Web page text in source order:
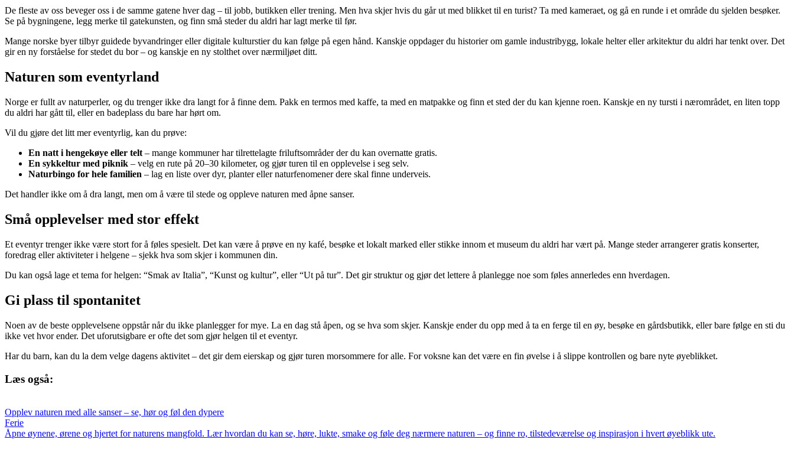
De fleste av oss beveger oss i de samme gatene hver dag – til jobb, butikken eller trening. Men hva skjer hvis du går ut med blikket til en turist? Ta med kameraet, og gå en runde i et område du sjelden besøker.
Se på bygningene, legg merke til gatekunsten, og finn små steder du aldri har lagt merke til før.
Mange norske byer tilbyr guidede byvandringer eller digitale kulturstier du kan følge på egen hånd. Kanskje oppdager du historier om gamle industribygg, lokale helter eller arkitektur du aldri har tenkt over. Det
gir en ny forståelse for stedet du bor – og kanskje en ny stolthet over nærmiljøet ditt.
Naturen som eventyrland
Norge er fullt av naturperler, og du trenger ikke dra langt for å finne dem. Pakk en termos med kaffe, ta med en matpakke og finn et sted der du kan kjenne roen. Kanskje en ny tursti i nærområdet, en liten topp
du aldri har gått til, eller en badeplass du bare har hørt om.
Vil du gjøre det litt mer eventyrlig, kan du prøve:
En natt i hengekøye eller telt – mange kommuner har tilrettelagte friluftsområder der du kan overnatte gratis.
En sykkeltur med piknik – velg en rute på 20–30 kilometer, og gjør turen til en opplevelse i seg selv.
Naturbingo for hele familien – lag en liste over dyr, planter eller naturfenomener dere skal finne underveis.
Det handler ikke om å dra langt, men om å være til stede og oppleve naturen med åpne sanser.
Små opplevelser med stor effekt
Et eventyr trenger ikke være stort for å føles spesielt. Det kan være å prøve en ny kafé, besøke et lokalt marked eller stikke innom et museum du aldri har vært på. Mange steder arrangerer gratis konserter,
foredrag eller aktiviteter i helgene – sjekk hva som skjer i kommunen din.
Du kan også lage et tema for helgen: “Smak av Italia”, “Kunst og kultur”, eller “Ut på tur”. Det gir struktur og gjør det lettere å planlegge noe som føles annerledes enn hverdagen.
Gi plass til spontanitet
Noen av de beste opplevelsene oppstår når du ikke planlegger for mye. La en dag stå åpen, og se hva som skjer. Kanskje ender du opp med å ta en ferge til en øy, besøke en gårdsbutikk, eller bare følge en sti du
ikke vet hvor ender. Det uforutsigbare er ofte det som gjør helgen til et eventyr.
Har du barn, kan du la dem velge dagens aktivitet – det gir dem eierskap og gjør turen morsommere for alle. For voksne kan det være en fin øvelse i å slippe kontrollen og bare nyte øyeblikket.
Læs også:
Opplev naturen med alle sanser – se, hør og føl den dypere
Ferie
Åpne øynene, ørene og hjertet for naturens mangfold. Lær hvordan du kan se, høre, lukte, smake og føle deg nærmere naturen – og finne ro, tilstedeværelse og inspirasjon i hvert øyeblikk ute.